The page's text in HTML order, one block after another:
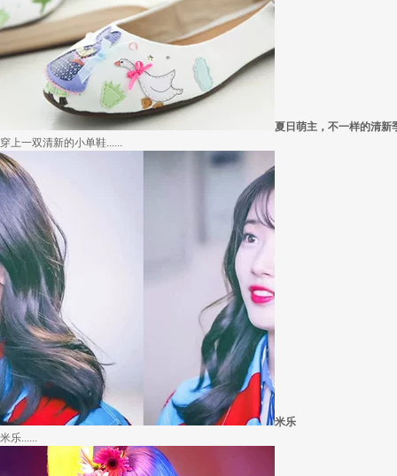
冬季绚烂，少不了羽绒服、毛呢大衣的色彩比拼，有它们在，冬天自然出彩不少